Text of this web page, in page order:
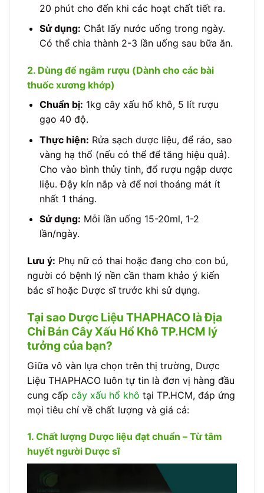
20 phút cho đến khi các hoạt chất tiết ra.
Sử dụng: Chắt lấy nước uống trong ngày.
Có thể chia thành 2-3 lần uống sau bữa ăn.
2. Dùng để ngâm rượu (Dành cho các bài
thuốc xương khớp)
Chuẩn bị: 1kg cây xấu hổ khô, 5 lít rượu
gạo 40 độ.
Thực hiện: Rửa sạch dược liệu, để ráo, sao
vàng hạ thổ (nếu có thể để tăng hiệu quả).
Cho vào bình thủy tinh, đổ rượu ngập dược
liệu. Đậy kín nắp và để nơi thoáng mát ít
nhất 1 tháng.
Sử dụng: Mỗi lần uống 15-20ml, 1-2
lần/ngày.
Lưu ý: Phụ nữ có thai hoặc đang cho con bú,
người có bệnh lý nền cần tham khảo ý kiến
bác sĩ hoặc Dược sĩ trước khi sử dụng.
Tại sao Dược Liệu THAPHACO là Địa
Chỉ Bán Cây Xấu Hổ Khô TP.HCM lý
tưởng của bạn?
Giữa vô vàn lựa chọn trên thị trường, Dược
Liệu THAPHACO luôn tự tin là đơn vị hàng đầu
cung cấp cây xấu hổ khô tại TP.HCM, đáp ứng
mọi tiêu chí về chất lượng và giá cả:
1. Chất lượng Dược liệu đạt chuẩn – Từ tâm
huyết người Dược sĩ